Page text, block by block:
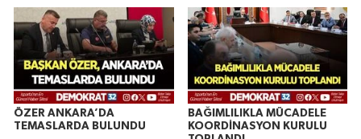
ÖZER ANKARA’DA
TEMASLARDA BULUNDU
BAĞIMLILIKLA MÜCADELE
KOORDİNASYON KURULU